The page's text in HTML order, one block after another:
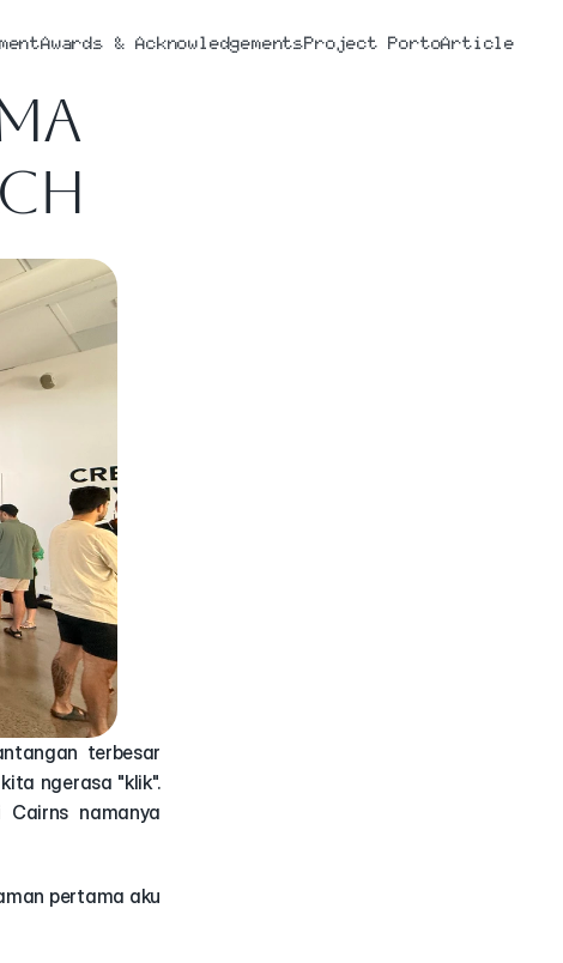
Awards & AcknowledgementsProject PortoArticle
terbesar
ngerasa "klik".
pertama aku